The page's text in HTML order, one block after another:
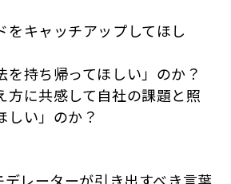
をキャッチアップしてほし
を持ち帰ってほしい」のか？
方に共感して自社の課題と照
しい」のか？